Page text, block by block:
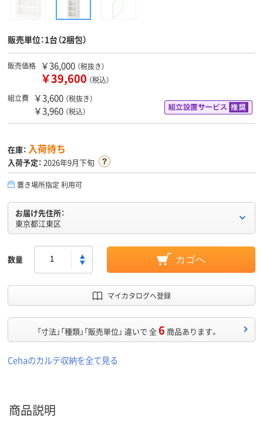
販売単位：1台（2梱包）
販売価格 ￥36,000 （税抜き）
￥39,600 （税込）
組立費
￥3,600 （税抜き）
￥3,960 （税込）
在庫： 入荷待ち
入荷予定： 2026年9月下旬
置き場所指定 利用可
お届け先住所：
東京都江東区
数量 カゴへ
マイカタログへ登録
「寸法」「種類」「販売単位」 違いで 全6 商品あります。
Cehaのカルテ収納を全て見る
商品説明